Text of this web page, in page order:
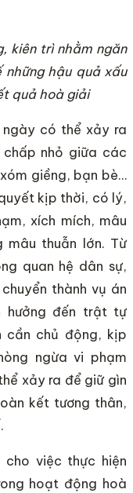
kiên trì nhằm ngăn
hậu quả xấu
quả hoà giải
ngày có thể xảy ra
chấp nhỏ giữa các
giềng, bạn bè…
kịp thời, có lý,
xích mích, mâu
mâu thuẫn lớn. Từ
quan hệ dân sự,
thành vụ án
hưởng đến trật tự
cần chủ động, kịp
ngừa vi phạm
xảy ra để giữ gìn
kết tương thân,
việc thực hiện
hoạt động hoà